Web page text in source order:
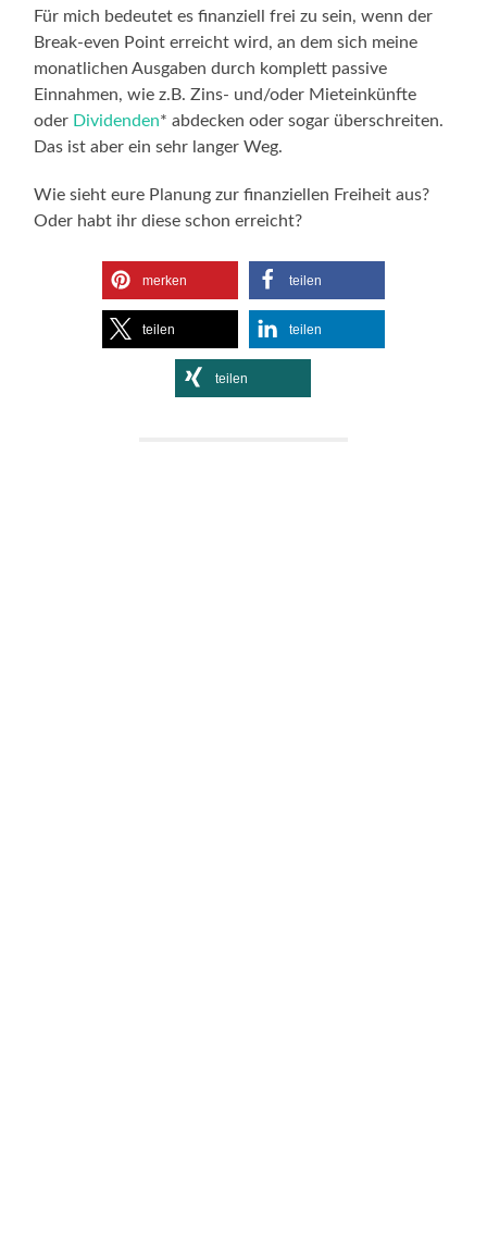
Für mich bedeutet es finanziell frei zu sein, wenn der
Break-even Point erreicht wird, an dem sich meine
monatlichen Ausgaben durch komplett passive
Einnahmen, wie z.B. Zins- und/oder Mieteinkünfte
oder Dividenden* abdecken oder sogar überschreiten.
Das ist aber ein sehr langer Weg.
Wie sieht eure Planung zur finanziellen Freiheit aus?
Oder habt ihr diese schon erreicht?
merken teilen
teilen teilen
teilen